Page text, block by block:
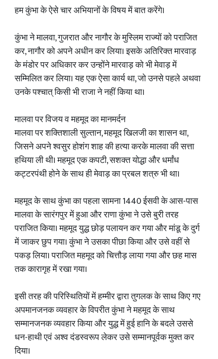
हम कुंभा के ऐसे चार अभियानों के विषय में बात करेंगे।
कुंभा ने मालवा, गुजरात और नागौर के मुस्लिम राज्यों को पराजित
कर, नागौर को अपने अधीन कर लिया। इसके अतिरिक्त मारवाड़
के मंडोर पर अधिकार कर उन्होंने मारवाड़ को भी मेवाड़ में
सम्मिलित कर लिया। यह एक ऐसा कार्य था, जो उनसे पहले अथवा
उनके पश्चात् किसी भी राजा ने नहीं किया था।
मालवा पर विजय व महमूद का मानमर्दन
मालवा पर शक्तिशाली सुल्तान, महमूद खिलजी का शासन था,
जिसने अपने श्वसुर होशंग शाह की हत्या करके मालवा की सत्ता
हथिया ली थी। महमूद एक कपटी, सशक्त योद्धा और धर्मांध
कट्टरपंथी होने के साथ ही मेवाड़ का प्रबल शत्रु भी था।
महमूद के साथ कुंभा का पहला सामना 1440 ईसवी के आस-पास
मालवा के सारंगपुर में हुआ और राणा कुंभा ने उसे बुरी तरह
पराजित किया। महमूद युद्ध छोड़ पलायन कर गया और मांडू के दुर्ग
में जाकर छुप गया। कुंभा ने उसका पीछा किया और उसे वहीं से
पकड़ लिया। पराजित महमूद को चित्तौड़ लाया गया और छह मास
तक कारागृह में रखा गया।
इसी तरह की परिस्थितियों में हम्मीर द्वारा तुगलक के साथ किए गए
अपमानजनक व्यवहार के विपरीत कुंभा ने महमूद के साथ
सम्मानजनक व्यवहार किया और युद्ध में हुई हानि के बदले उससे
धन-हाथी एवं अश्व दंडस्वरूप लेकर उसे सम्मानपूर्वक मुक्त कर
दिया।